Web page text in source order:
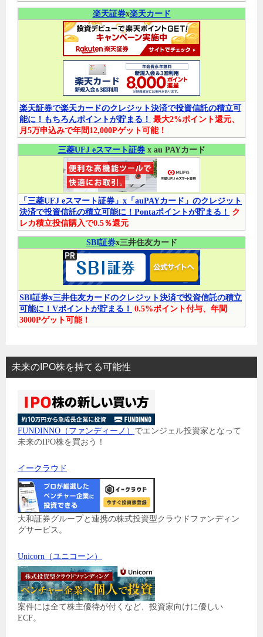
楽天証券x楽天カード
楽天証券で楽天カードのクレジット決済で投資信託の積立可
能に！もちろんポイントが貯まる！ 最大2%ポイント還元、
月5万申込みで年間12,000Pゲット可能！
三菱UFJ eスマート証券x au PAYカード
「三菱UFJ eスマート証券」x「auPAYカード」のクレジット
決済で投資信託の積立可能に！Pontaポイントが貯まる！
ク
レカ積立投信購入で0.5％還元
SBI証券x三井住友カード
SBI証券x三井住友カードのクレジット決済で投資信託の積立
可能に！Vポイントが貯まる！ 0.5%ポイント付与、年間
3000Pゲット可能！
未来のIPO株を持てる可能性
FUNDINNO（ファンディーノ） でエンジェル投資家となって
未来のIPO株を買おう！
イークラウド
大和証券グループと連携の株式投資型クラウドファンディン
グサービス。
Unicorn（ユニコーン）
案件には全て株主優待が付くなど、投資家向けに優しい
ECF。